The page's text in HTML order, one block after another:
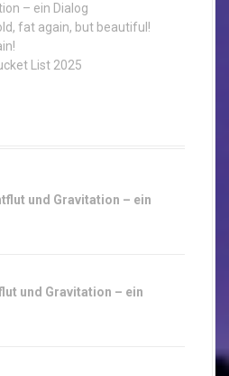
– ein Dialog
fat again, but beautiful!
List 2025
und Gravitation – ein
und Gravitation – ein